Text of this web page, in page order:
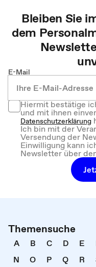
Bleiben Sie
dem
E-Mail
Hiermit bestätige
und mit ihnen
Datenschutzerklärung
Ich bin mit der
Versendung der
Einwilligung kann
Newsletter über
Themensuche
A B C D E
N
O P Q R